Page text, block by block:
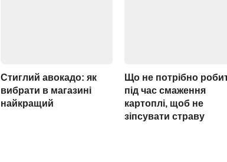
Стиглий авокадо: як
вибрати в магазині
найкращий
Що не потрібно
під час смаження
картоплі, щоб не
зіпсувати страву